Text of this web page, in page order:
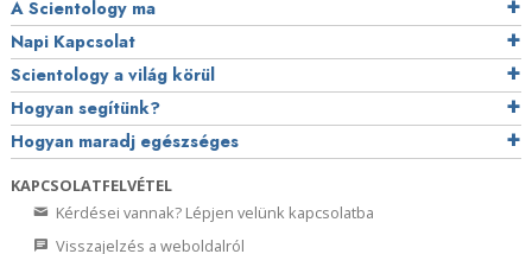
A Scientology ma
Napi Kapcsolat
Scientology a világ körül
Hogyan segítünk?
Hogyan maradj egészséges
KAPCSOLATFELVÉTEL
Kérdései vannak? Lépjen velünk kapcsolatba
Visszajelzés a weboldalról